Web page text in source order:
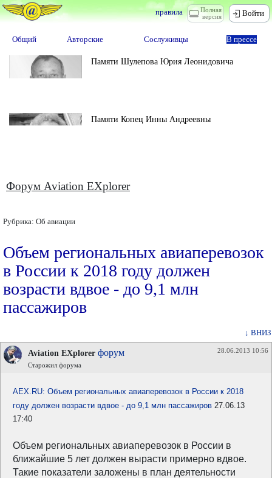
Полная
версия
правила Войти
Общий Авторские Сослуживцы В прессе
Памяти Шулепова Юрия Леонидовича
Памяти Копец Инны Андреевны
Форум Aviation EXplorer
Рубрика: Об авиации
Объем региональных авиаперевозок
в России к 2018 году должен
возрасти вдвое - до 9,1 млн
пассажиров
↓ ВНИЗ
Aviation EXplorer форум
Старожил форума
28.06.2013 10:56
AEX.RU: Объем региональных авиаперевозок в России к 2018
году должен возрасти вдвое - до 9,1 млн пассажиров 27.06.13
17:40
Объем региональных авиаперевозок в России в
ближайшие 5 лет должен вырасти примерно вдвое.
Такие показатели заложены в план деятельности